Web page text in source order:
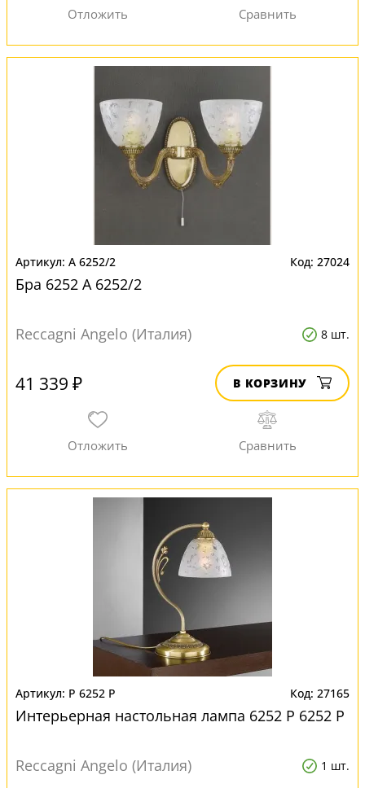
A 6252/2 27024
Бра 6252 A 6252/2
Reccagni Angelo (Италия) 8 шт.
41 339 ₽ В КОРЗИНУ
P 6252 P 27165
Интерьерная настольная лампа 6252 P 6252 P
Reccagni Angelo (Италия) 1 шт.